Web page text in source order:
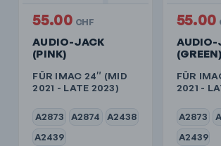
AUDIO-JACK
(PINK)
FÜR IMAC 24″ (MID
2021 - LATE 2023)
A2873 A2874
A2438
A2439
55.00 CHF
AUDIO-
(GREEN)
FÜR
2021 -
A2873
A2439
55.00